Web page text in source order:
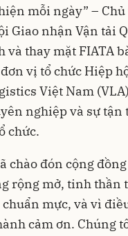
mỗi ngày” –
Giao nhận Vận tải
và thay mặt FIATA
vị tổ chức Hiệp
Việt Nam
nghiệp và sự tận
chức.
chào đón cộng
rộng mở, tinh thần
mực, và vì
cảm ơn. Chúng